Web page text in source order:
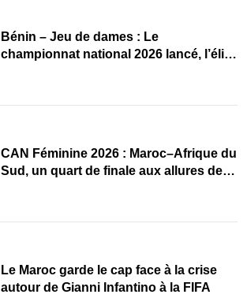
Bénin – Jeu de dames : Le
championnat national 2026 lancé, l’élite
CAN Féminine 2026 : Maroc–Afrique du
Sud, un quart de finale aux allures de
Le Maroc garde le cap face à la crise
autour de Gianni Infantino à la FIFA